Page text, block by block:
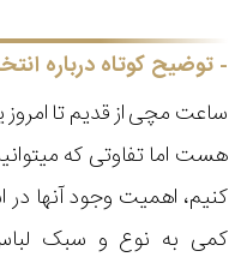
توضیح کوتاه درباره
ساعت مچی از قدیم تا
هست اما تفاوتی که
کنیم، اهمیت وجود آنها
کمی به نوع و سبک